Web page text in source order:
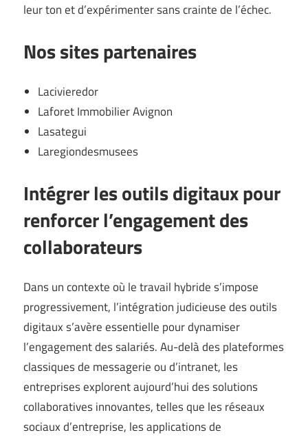
leur ton et d’expérimenter sans crainte de l’échec.
Nos sites partenaires
Lacivieredor
Laforet Immobilier Avignon
Lasategui
Laregiondesmusees
Intégrer les outils digitaux pour
renforcer l’engagement des
collaborateurs
Dans un contexte où le travail hybride s’impose
progressivement, l’intégration judicieuse des outils
digitaux s’avère essentielle pour dynamiser
l’engagement des salariés. Au-delà des plateformes
classiques de messagerie ou d’intranet, les
entreprises explorent aujourd’hui des solutions
collaboratives innovantes, telles que les réseaux
sociaux d’entreprise, les applications de